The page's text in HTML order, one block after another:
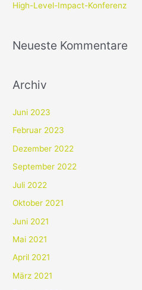
:High-Level-Impact-Konferenz
Neueste Kommentare
Archiv
Juni 2023
Februar 2023
Dezember 2022
September 2022
Juli 2022
Oktober 2021
Juni 2021
Mai 2021
April 2021
März 2021